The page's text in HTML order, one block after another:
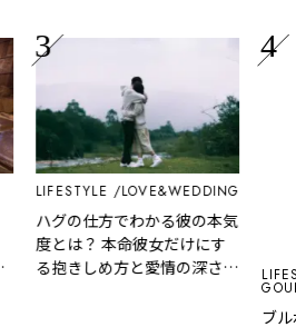
LIFESTYLE LOVE&WEDDING
ハグの仕方でわかる彼の本気
度とは？ 本命彼女だけにす
る抱きしめ方と愛情の深さ診
ブ